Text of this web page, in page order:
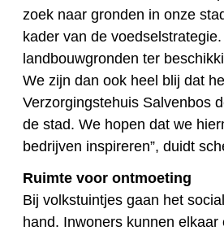
zoek naar gronden in onze
kader van de
landbouwgronden ter
We zijn dan ook heel blij dat
Verzorgingstehuis Salvenbos
de stad. We hopen dat we
bedrijven inspireren”, duidt
Ruimte voor ontmoeting
Bij volkstuintjes gaan het
hand. Inwoners kunnen